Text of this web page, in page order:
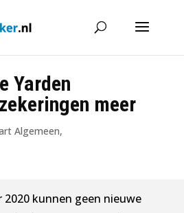
Yarden
meer
Algemeen,
2020 kunnen geen nieuwe